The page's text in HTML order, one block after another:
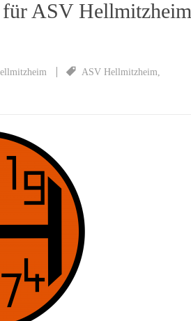
für ASV Hellmitzheim
ASV Hellmitzheim,